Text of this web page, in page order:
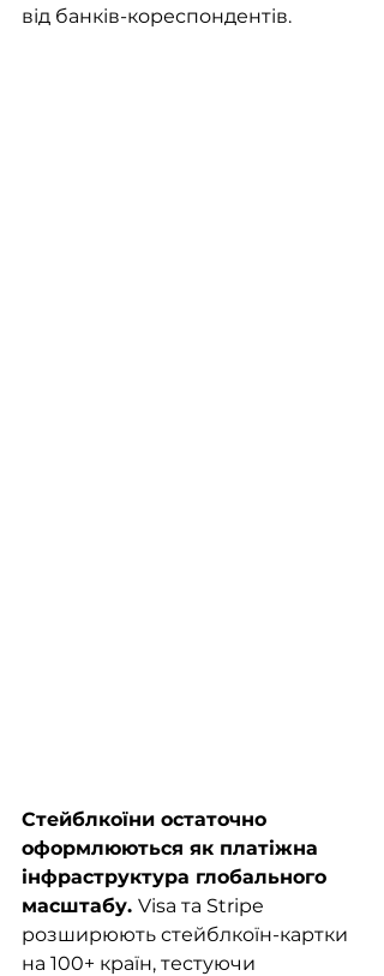
від банків-кореспондентів.
Стейблкоїни остаточно
оформлюються як платіжна
інфраструктура глобального
масштабу. Visa та Stripe
розширюють стейблкоїн-картки
на 100+ країн, тестуючи